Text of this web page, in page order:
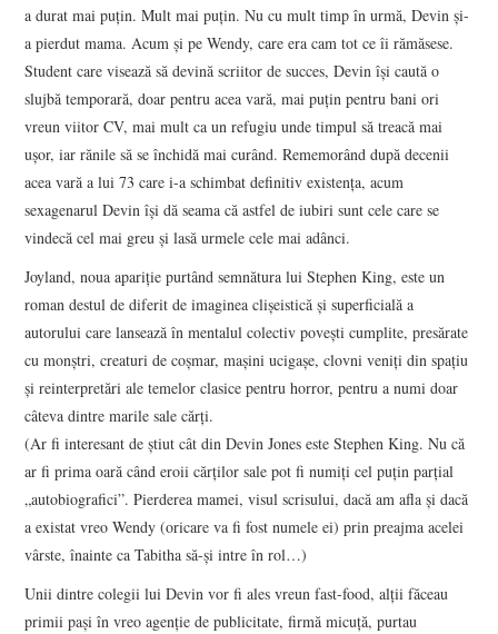
APRILIE 2018
a durat mai puțin. Mult mai puțin. Nu cu mult timp în urmă, Devin și-
a pierdut mama. Acum și pe Wendy, care era cam tot ce îi rămăsese.
Student care visează să devină scriitor de succes, Devin își caută o
slujbă temporară, doar pentru acea vară, mai puțin pentru bani ori
vreun viitor CV, mai mult ca un refugiu unde timpul să treacă mai
ușor, iar rănile să se închidă mai curând. Rememorând după decenii
acea vară a lui 73 care i-a schimbat definitiv existența, acum
sexagenarul Devin își dă seama că astfel de iubiri sunt cele care se
vindecă cel mai greu și lasă urmele cele mai adânci.
Joyland, noua apariție purtând semnătura lui Stephen King, este un
roman destul de diferit de imaginea clișeistică și superficială a
autorului care lansează în mentalul colectiv povești cumplite, presărate
cu monștri, creaturi de coșmar, mașini ucigașe, clovni veniți din spațiu
și reinterpretări ale temelor clasice pentru horror, pentru a numi doar
câteva dintre marile sale cărți.
(Ar fi interesant de știut cât din Devin Jones este Stephen King. Nu că
ar fi prima oară când eroii cărților sale pot fi numiți cel puțin parțial
„autobiografici”. Pierderea mamei, visul scrisului, dacă am afla și dacă
a existat vreo Wendy (oricare va fi fost numele ei) prin preajma acelei
vârste, înainte ca Tabitha să-și intre în rol…)
Unii dintre colegii lui Devin vor fi ales vreun fast-food, alții făceau
primii pași în vreo agenție de publicitate, firmă micuță, purtau